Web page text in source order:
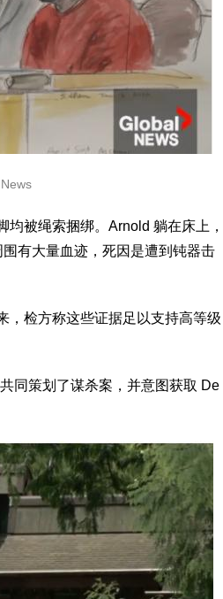
被绳索捆绑。Arnold 躺在床上，
有大量血迹，死因是遭到钝器击
，检方称这些证据足以支持高等级
同策划了谋杀案，并意图获取 De